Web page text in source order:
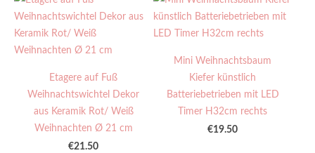
Etagere auf Fuß
Weihnachtswichtel Dekor
aus Keramik Rot/ Weiß
Weihnachten Ø 21 cm
€21.50
Mini Weihnachtsbaum
Kiefer künstlich
Batteriebetrieben mit LED
Timer H32cm rechts
€19.50